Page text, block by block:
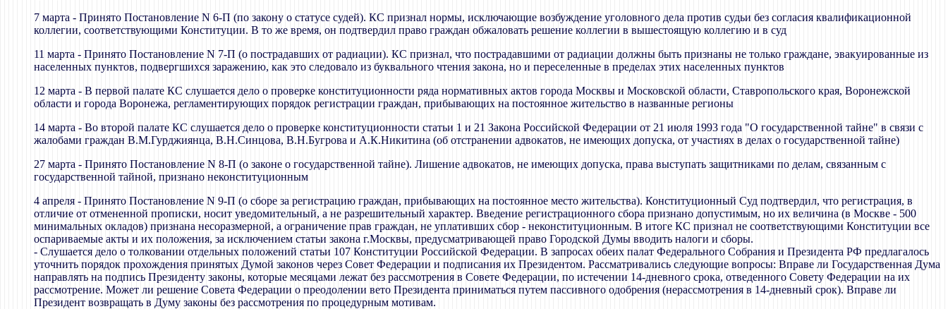
7 марта - Принято Постановление N 6-П (по закону о статусе судей). КС признал нормы, исключающие возбуждение уголовного дела против судьи без согласия квалификационной
коллегии, соответствующими Конституции. В то же время, он подтвердил право граждан обжаловать решение коллегии в вышестоящую коллегию и в суд
11 марта - Принято Постановление N 7-П (о пострадавших от радиации). КС признал, что пострадавшими от радиации должны быть признаны не только граждане, эвакуированные из
населенных пунктов, подвергшихся заражению, как это следовало из буквального чтения закона, но и переселенные в пределах этих населенных пунктов
12 марта - В первой палате КС слушается дело о проверке конституционности ряда нормативных актов города Москвы и Московской области, Ставропольского края, Воронежской
области и города Воронежа, регламентирующих порядок регистрации граждан, прибывающих на постоянное жительство в названные регионы
14 марта - Во второй палате КС слушается дело о проверке конституционности статьи 1 и 21 Закона Российской Федерации от 21 июля 1993 года "О государственной тайне" в связи с
жалобами граждан В.М.Гурджиянца, В.Н.Синцова, В.Н.Бугрова и А.К.Никитина (об отстранении адвокатов, не имеющих допуска, от участиях в делах о государственной тайне)
27 марта - Принято Постановление N 8-П (о законе о государственной тайне). Лишение адвокатов, не имеющих допуска, права выступать защитниками по делам, связанным с
государственной тайной, признано неконституционным
4 апреля - Принято Постановление N 9-П (о сборе за регистрацию граждан, прибывающих на постоянное место жительства). Конституционный Суд подтвердил, что регистрация, в
отличие от отмененной прописки, носит уведомительный, а не разрешительный характер. Введение регистрационного сбора признано допустимым, но их величина (в Москве - 500
минимальных окладов) признана несоразмерной, а ограничение прав граждан, не уплативших сбор - неконституционным. В итоге КС признал не соответствующими Конституции все
оспариваемые акты и их положения, за исключением статьи закона г.Москвы, предусматривающей право Городской Думы вводить налоги и сборы.
- Слушается дело о толковании отдельных положений статьи 107 Конституции Российской Федерации. В запросах обеих палат Федерального Собрания и Президента РФ предлагалось
уточнить порядок прохождения принятых Думой законов через Совет Федерации и подписания их Президентом. Рассматривались следующие вопросы: Вправе ли Государственная Дума
направлять на подпись Президенту законы, которые месяцами лежат без рассмотрения в Совете Федерации, по истечении 14-дневного срока, отведенного Совету Федерации на их
рассмотрение. Может ли решение Совета Федерации о преодолении вето Президента приниматься путем пассивного одобрения (нерассмотрения в 14-дневный срок). Вправе ли
Президент возвращать в Думу законы без рассмотрения по процедурным мотивам.